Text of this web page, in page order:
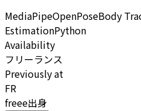
MediaPipeOpenPoseBody
EstimationPython
Availability
フリーランス
Previously at
FR
freee出身